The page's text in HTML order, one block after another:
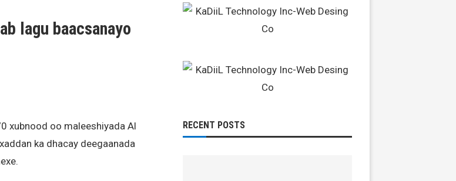
lagu baacsanayo
xubnood oo maleeshiyada Al
ka dhacay deegaanada
RECENT POSTS